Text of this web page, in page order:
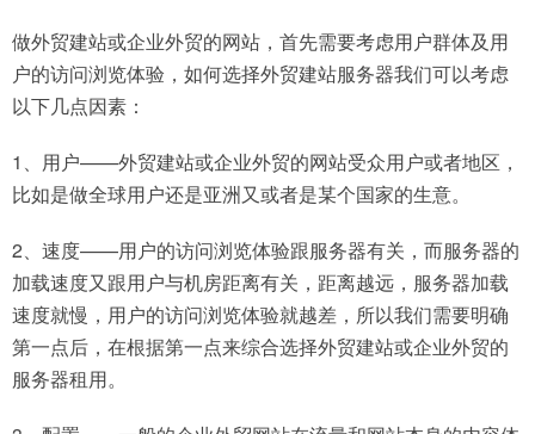
做外贸建站或企业外贸的网站，首先需要考虑用户群体及用
户的访问浏览体验，如何选择外贸建站服务器我们可以考虑
以下几点因素：
1、用户——外贸建站或企业外贸的网站受众用户或者地区，
比如是做全球用户还是亚洲又或者是某个国家的生意。
2、速度——用户的访问浏览体验跟服务器有关，而服务器的
加载速度又跟用户与机房距离有关，距离越远，服务器加载
速度就慢，用户的访问浏览体验就越差，所以我们需要明确
第一点后，在根据第一点来综合选择外贸建站或企业外贸的
服务器租用。